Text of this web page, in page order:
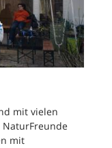
mit vielen
mit